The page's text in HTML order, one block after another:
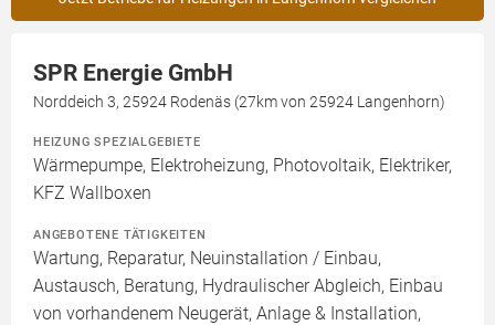
SPR Energie GmbH
Norddeich 3, 25924 Rodenäs (27km von 25924 Langenhorn)
HEIZUNG SPEZIALGEBIETE
Wärmepumpe, Elektroheizung, Photovoltaik, Elektriker,
KFZ Wallboxen
ANGEBOTENE TÄTIGKEITEN
Wartung, Reparatur, Neuinstallation / Einbau,
Austausch, Beratung, Hydraulischer Abgleich, Einbau
von vorhandenem Neugerät, Anlage & Installation,